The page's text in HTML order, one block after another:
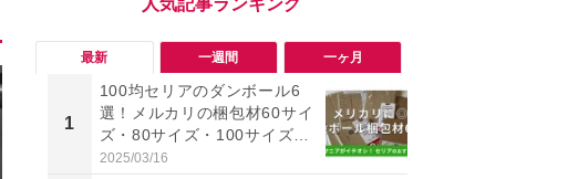
最新 一週間 一ヶ月
1
100均セリアのダンボール6
選！メルカリの梱包材60サイ
ズ・80サイズ・100サイズに
も対応、収納にも便利
2025/03/16